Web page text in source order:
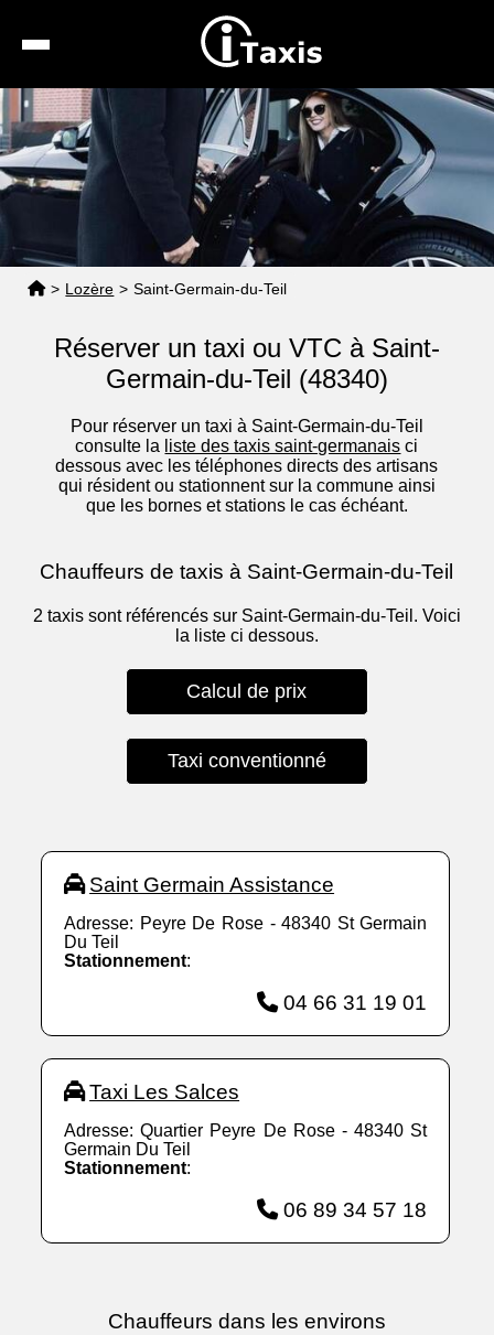
Recherche
Calcul de tarif
Taxis conventionnés
Espace pro
> Lozère > Saint-Germain-du-Teil
Réserver un taxi ou VTC à Saint-
Germain-du-Teil (48340)
Pour réserver un taxi à Saint-Germain-du-Teil
consulte la liste des taxis saint-germanais ci
dessous avec les téléphones directs des artisans
qui résident ou stationnent sur la commune ainsi
que les bornes et stations le cas échéant.
Chauffeurs de taxis à Saint-Germain-du-Teil
2 taxis sont référencés sur Saint-Germain-du-Teil. Voici
la liste ci dessous.
Calcul de prix
Taxi conventionné
Saint Germain Assistance
Adresse: Peyre De Rose - 48340 St Germain
Du Teil
Stationnement:
04 66 31 19 01
Taxi Les Salces
Adresse: Quartier Peyre De Rose - 48340 St
Germain Du Teil
Stationnement:
06 89 34 57 18
Chauffeurs dans les environs